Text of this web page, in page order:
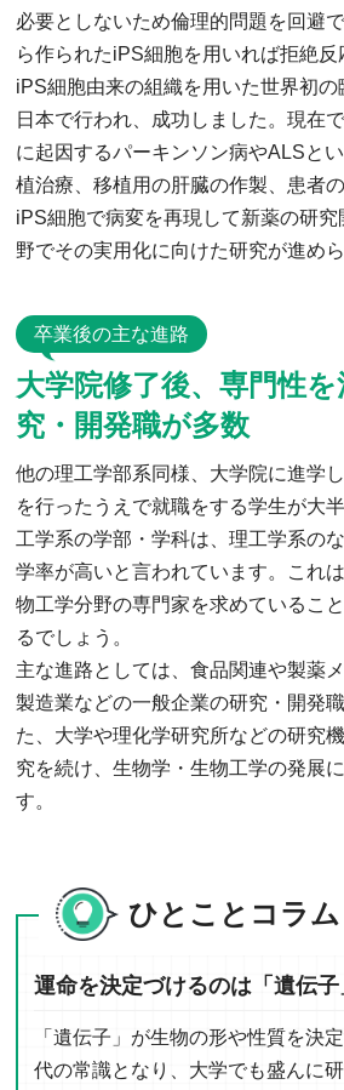
必要としないため倫理的問題を回避
ら作られたiPS細胞を用いれば拒絶反
iPS細胞由来の組織を用いた世界初
日本で行われ、成功しました。現在
に起因するパーキンソン病やALSと
植治療、移植用の肝臓の作製、患者
iPS細胞で病変を再現して新薬の研
野でその実用化に向けた研究が進め
卒業後の主な進路
大学院修了後、専門性
究・開発職が多数
他の理工学部系同様、大学院に進学
を行ったうえで就職をする学生が大
工学系の学部・学科は、理工学系の
学率が高いと言われています。これ
物工学分野の専門家を求めているこ
るでしょう。
主な進路としては、食品関連や製薬
製造業などの一般企業の研究・開発
た、大学や理化学研究所などの研究
究を続け、生物学・生物工学の発展
す。
ひとことコラム
運命を決定づけるのは「遺伝子
「遺伝子」が生物の形や性質を決
代の常識となり、大学でも盛んに研